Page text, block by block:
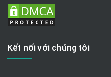
Kết nối với chúng tôi